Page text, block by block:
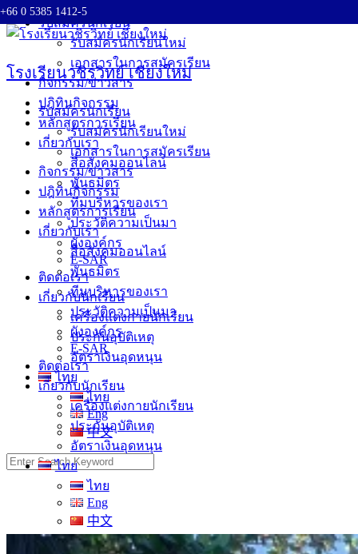
Skip
to
+66 0 5385 1412-5
โรงเรียนวชิรวิทย์ เชียงใหม่
รับสมัครนักเรียน
รับสมัครนักเรียนใหม่
เอกสารในการสมัครเรียน
กิจกรรม/ข่าวสาร
ปฎิทินกิจกรรม
หลักสูตรการเรียน
เกี่ยวกับเรา
สื่อสังคมออนไลน์
พันธมิตร
ทีมบริหารของเรา
ประวัติความเป็นมา
ผังองค์กร
E-SAR
ติดต่อเรา
เกี่ยวกับนักเรียน
เครื่องแต่งกายนักเรียน
ประกันอุบัติเหตุ
อัตราเงินอุดหนุน
ไทย
ไทย
Eng
中文
รับสมัครนักเรียน
รับสมัครนักเรียนใหม่
เอกสารในการสมัครเรียน
กิจกรรม/ข่าวสาร
ปฎิทินกิจกรรม
หลักสูตรการเรียน
เกี่ยวกับเรา
สื่อสังคมออนไลน์
พันธมิตร
ทีมบริหารของเรา
ประวัติความเป็นมา
ผังองค์กร
E-SAR
ติดต่อเรา
เกี่ยวกับนักเรียน
เครื่องแต่งกายนักเรียน
ประกันอุบัติเหตุ
อัตราเงินอุดหนุน
ไทย
ไทย
Eng
中文
Search
for: